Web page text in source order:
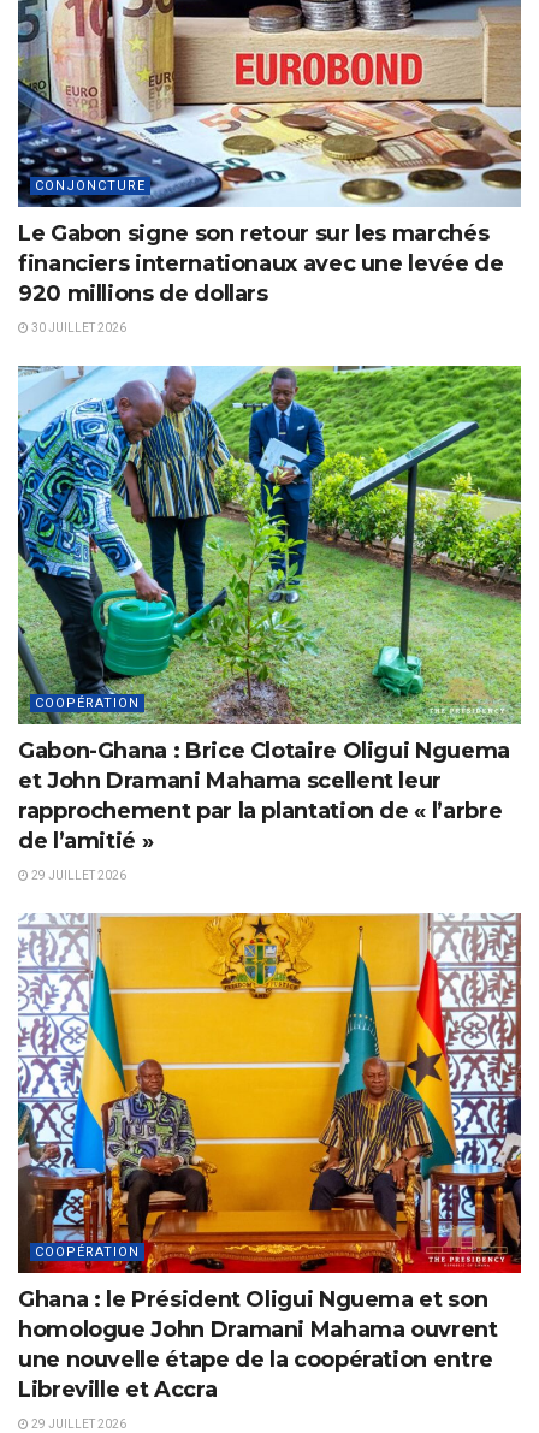
CONJONCTURE
Le Gabon signe son retour sur les marchés
financiers internationaux avec une levée de
920 millions de dollars
30 JUILLET 2026
COOPÉRATION
Gabon-Ghana : Brice Clotaire Oligui Nguema
et John Dramani Mahama scellent leur
rapprochement par la plantation de « l’arbre
de l’amitié »
29 JUILLET 2026
COOPÉRATION
Ghana : le Président Oligui Nguema et son
homologue John Dramani Mahama ouvrent
une nouvelle étape de la coopération entre
Libreville et Accra
29 JUILLET 2026